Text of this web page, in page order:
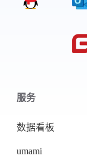
服务
数据看板
umami